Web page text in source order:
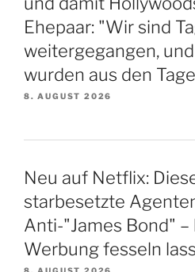
Ehepaar: "Wir sind
weitergegangen,
wurden aus den
8. AUGUST 2026
Neu auf Netflix:
starbesetzte
Anti-"James Bond"
Werbung fesseln